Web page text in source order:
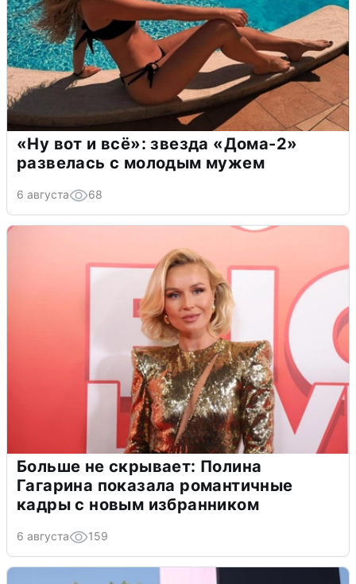
«Ну вот и всё»: звезда «Дома-2»
развелась с молодым мужем
6 августа 68
Больше не скрывает: Полина
Гагарина показала романтичные
кадры с новым избранником
6 августа 159